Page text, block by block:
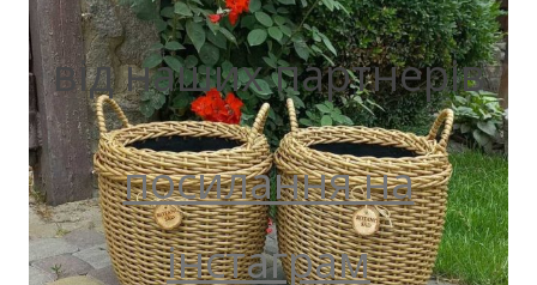
від наших партнерів
посилання на
інстаграм